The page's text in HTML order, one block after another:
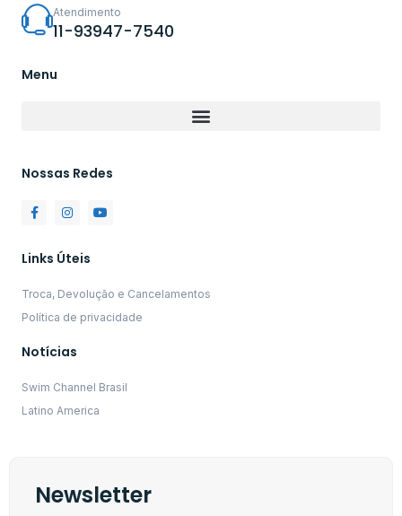
Atendimento
11-93947-7540
Menu
Nossas Redes
Links Úteis
Troca, Devolução e Cancelamentos
Política de privacidade
Notícias
Swim Channel Brasil
Latino America
Newsletter